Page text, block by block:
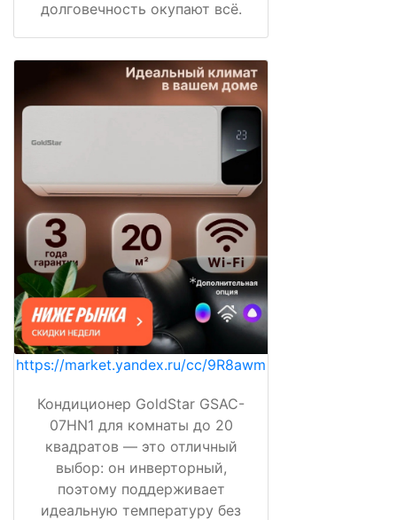
долговечность окупают всё.
https://market.yandex.ru/cc/9R8awm
Кондиционер GoldStar GSAC-
07HN1 для комнаты до 20
квадратов — это отличный
выбор: он инверторный,
поэтому поддерживает
идеальную температуру без